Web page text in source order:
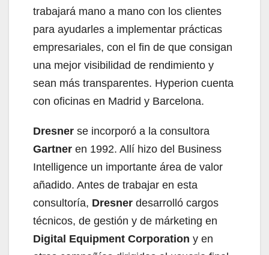
trabajará mano a mano con los clientes
para ayudarles a implementar prácticas
empresariales, con el fin de que consigan
una mejor visibilidad de rendimiento y
sean más transparentes. Hyperion cuenta
con oficinas en Madrid y Barcelona.
Dresner se incorporó a la consultora
Gartner en 1992. Allí hizo del Business
Intelligence un importante área de valor
añadido. Antes de trabajar en esta
consultoría, Dresner desarrolló cargos
técnicos, de gestión y de márketing en
Digital Equipment Corporation y en